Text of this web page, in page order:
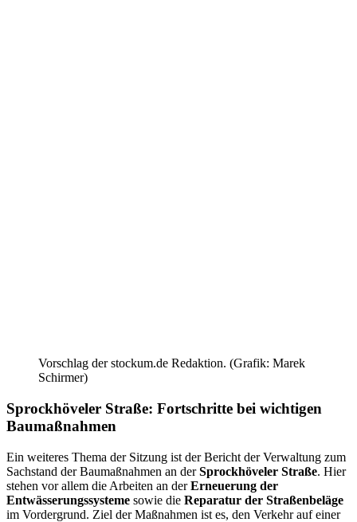
Vorschlag der stockum.de Redaktion. (Grafik: Marek
Schirmer)
Sprockhöveler Straße: Fortschritte bei wichtigen
Baumaßnahmen
Ein weiteres Thema der Sitzung ist der Bericht der Verwaltung zum
Sachstand der Baumaßnahmen an derSprockhöveler Straße. Hier
stehen vor allem die Arbeiten an derErneuerung der
Entwässerungssysteme sowie die Reparatur der Straßenbeläge
im Vordergrund. Ziel der Maßnahmen ist es, den Verkehr auf einer